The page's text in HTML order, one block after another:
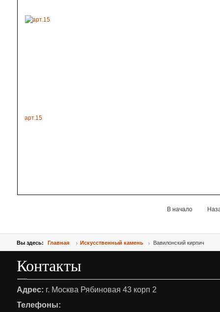
арт.15
В начало
Вы здесь: Главная Искусственный камень Вавилонский кирпич
Контакты
Адрес: г. Москва Рябиновая 43 корп 2
Телефоны: